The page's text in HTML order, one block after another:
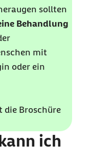
sollten
Behandlung
mit
oder ein
Broschüre
ich